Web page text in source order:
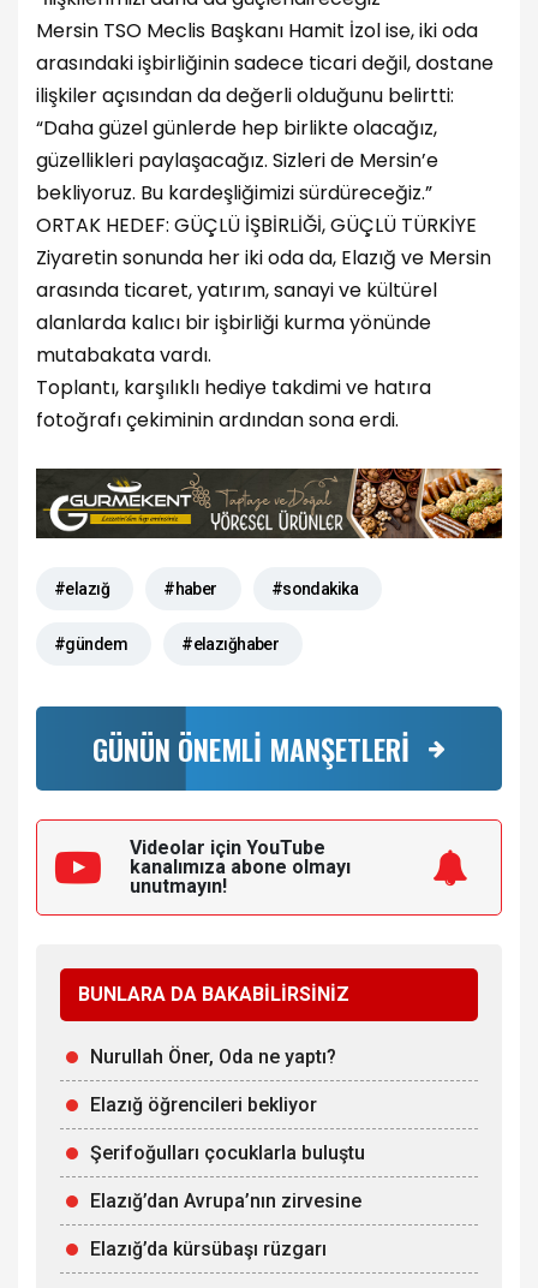
Mersin TSO Meclis Başkanı Hamit İzol ise, iki oda
arasındaki işbirliğinin sadece ticari değil, dostane
ilişkiler açısından da değerli olduğunu belirtti:
“Daha güzel günlerde hep birlikte olacağız,
güzellikleri paylaşacağız. Sizleri de Mersin’e
bekliyoruz. Bu kardeşliğimizi sürdüreceğiz.”
ORTAK HEDEF: GÜÇLÜ İŞBİRLİĞİ, GÜÇLÜ TÜRKİYE
Ziyaretin sonunda her iki oda da, Elazığ ve Mersin
arasında ticaret, yatırım, sanayi ve kültürel
alanlarda kalıcı bir işbirliği kurma yönünde
mutabakata vardı.
Toplantı, karşılıklı hediye takdimi ve hatıra
fotoğrafı çekiminin ardından sona erdi.
#elazığ #haber #sondakika
#gündem #elazığhaber
GÜNÜN ÖNEMLİ MANŞETLERİ
Videolar için YouTube
kanalımıza abone olmayı
unutmayın!
BUNLARA DA BAKABİLİRSİNİZ
Nurullah Öner, Oda ne yaptı?
Elazığ öğrencileri bekliyor
Şerifoğulları çocuklarla buluştu
Elazığ’dan Avrupa’nın zirvesine
Elazığ’da kürsübaşı rüzgarı